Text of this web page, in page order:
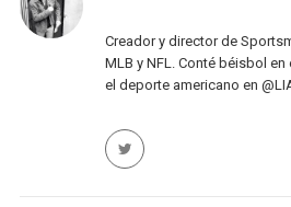
Creador y director de
MLB y NFL. Conté béisbol
el deporte americano en